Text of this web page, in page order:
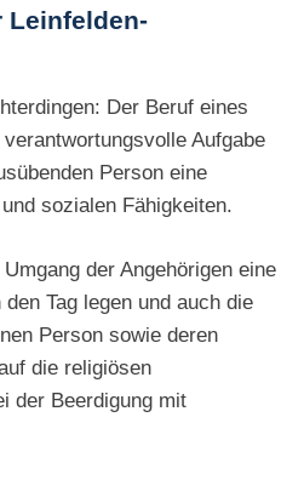
Leinfelden-
Der Beruf eines
Aufgabe
Person eine
sozialen Fähigkeiten.
der Angehörigen eine
Tag legen und auch die
Person sowie deren
die religiösen
der Beerdigung mit